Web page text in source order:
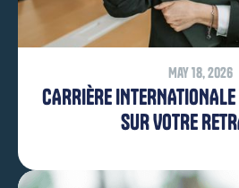
May 18, 2026
CARRIÈRE
SUR VOTRE